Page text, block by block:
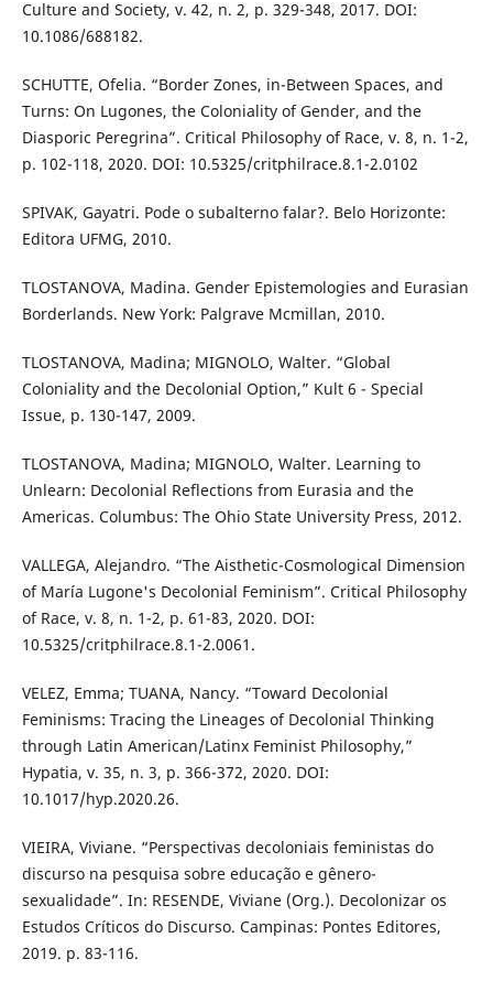
Culture and Society, v. 42, n. 2, p. 329-348, 2017. DOI:
10.1086/688182.
SCHUTTE, Ofelia. “Border Zones, in-Between Spaces, and
Turns: On Lugones, the Coloniality of Gender, and the
Diasporic Peregrina”. Critical Philosophy of Race, v. 8, n. 1-2,
p. 102-118, 2020. DOI: 10.5325/critphilrace.8.1-2.0102
SPIVAK, Gayatri. Pode o subalterno falar?. Belo Horizonte:
Editora UFMG, 2010.
TLOSTANOVA, Madina. Gender Epistemologies and Eurasian
Borderlands. New York: Palgrave Mcmillan, 2010.
TLOSTANOVA, Madina; MIGNOLO, Walter. “Global
Coloniality and the Decolonial Option,” Kult 6 - Special
Issue, p. 130-147, 2009.
TLOSTANOVA, Madina; MIGNOLO, Walter. Learning to
Unlearn: Decolonial Reflections from Eurasia and the
Americas. Columbus: The Ohio State University Press, 2012.
VALLEGA, Alejandro. “The Aisthetic-Cosmological Dimension
of María Lugone's Decolonial Feminism”. Critical Philosophy
of Race, v. 8, n. 1-2, p. 61-83, 2020. DOI:
10.5325/critphilrace.8.1-2.0061.
VELEZ, Emma; TUANA, Nancy. “Toward Decolonial
Feminisms: Tracing the Lineages of Decolonial Thinking
through Latin American/Latinx Feminist Philosophy,”
Hypatia, v. 35, n. 3, p. 366-372, 2020. DOI:
10.1017/hyp.2020.26.
VIEIRA, Viviane. “Perspectivas decoloniais feministas do
discurso na pesquisa sobre educação e gênero-
sexualidade”. In: RESENDE, Viviane (Org.). Decolonizar os
Estudos Críticos do Discurso. Campinas: Pontes Editores,
2019. p. 83-116.